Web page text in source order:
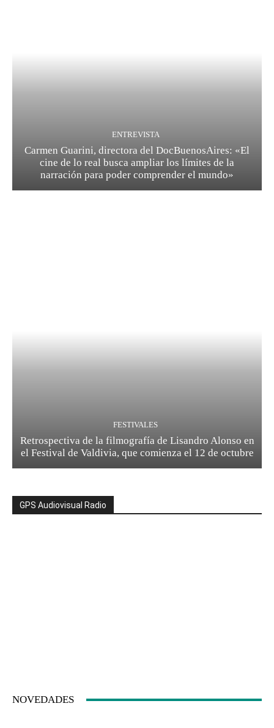
ENTREVISTA
Carmen Guarini, directora del DocBuenosAires: «El
cine de lo real busca ampliar los límites de la
narración para poder comprender el mundo»
FESTIVALES
Retrospectiva de la filmografía de Lisandro Alonso en
el Festival de Valdivia, que comienza el 12 de octubre
GPS Audiovisual Radio
NOVEDADES